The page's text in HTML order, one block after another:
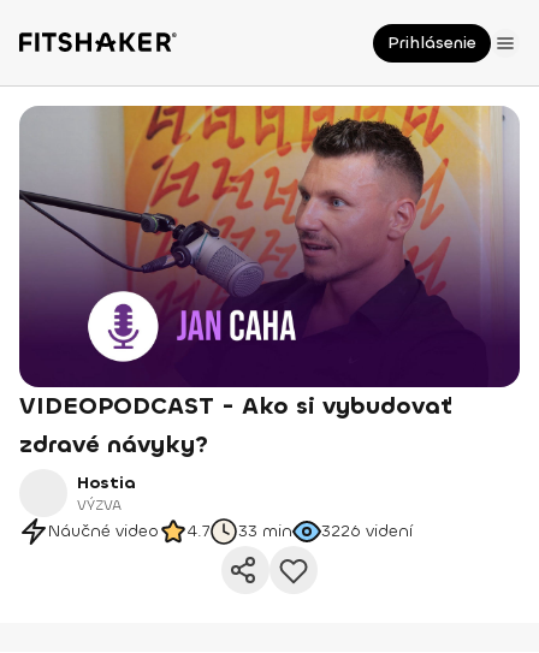
Prihlásenie
VIDEOPODCAST - Ako si vybudovať
zdravé návyky?
Hostia
VÝZVA
Náučné video 4.7 33 min 3226 videní